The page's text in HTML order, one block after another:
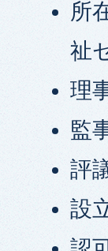
所
祉
理
監
評
設